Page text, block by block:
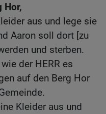
Hor,
aus und lege sie
Aaron soll dort [zu
und sterben.
der HERR es
auf den Berg Hor
Kleider aus und